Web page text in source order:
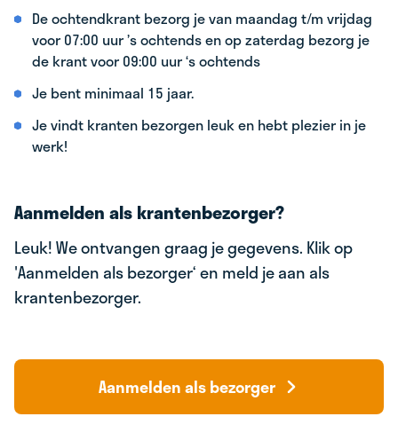
De ochtendkrant bezorg je van maandag t/m vrijdag
voor 07:00 uur ’s ochtends en op zaterdag bezorg je
de krant voor 09:00 uur ‘s ochtends
Je bent minimaal 15 jaar.
Je vindt kranten bezorgen leuk en hebt plezier in je
werk!
Aanmelden als krantenbezorger?
Leuk! We ontvangen graag je gegevens. Klik op
'Aanmelden als bezorger‘ en meld je aan als
krantenbezorger.
Aanmelden als bezorger